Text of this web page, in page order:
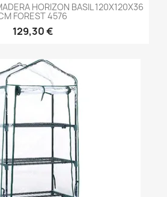
HORIZON BASIL 120X120X36
FOREST 4576
129,30 €